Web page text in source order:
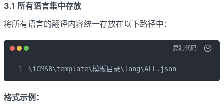
3.1 所有语言集中存放
将所有语言的翻译内容统一存放在以下路径中：
复制代码
\iCMS8\template\模板目录\lang\ALL.json
格式示例：